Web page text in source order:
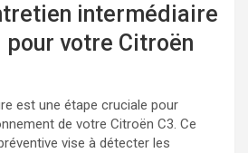
intermédiaire
votre Citroën
est une étape cruciale pour
de votre Citroën C3. Ce
vise à détecter les